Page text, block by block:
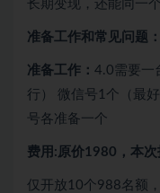
长期变现，还能同一
准备工作和常见问题：
准备工作： 4.0需要一
行） 微信号1个（最
号各准备一个
费用:原价1980，本
仅开放10个988名额